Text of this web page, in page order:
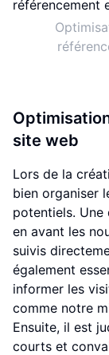
site web
Lors de la
bien organiser
potentiels.
en avant les
suivis
également
informer les
comme notre
Ensuite, il est
courts et